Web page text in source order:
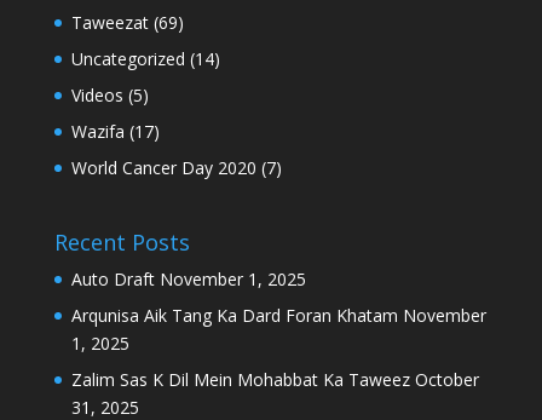
Taweezat(69)
Uncategorized (14)
Videos (5)
Wazifa (17)
World Cancer Day 2020 (7)
Recent Posts
Auto Draft November 1, 2025
Arqunisa Aik Tang Ka Dard Foran Khatam November
1, 2025
Zalim Sas K Dil Mein Mohabbat Ka Taweez October
31, 2025